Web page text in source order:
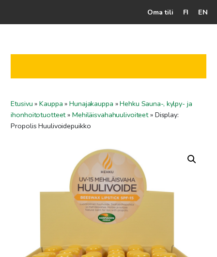
Oma tili FI EN
Jälleenmyyjät
Yritys
Etusivu »Kauppa »Hunajakauppa »Hehku Sauna-, kylpy- ja
ihonhoitotuotteet» Mehiläisvahahuulivoiteet» Display:
Propolis Huulivoidepuikko